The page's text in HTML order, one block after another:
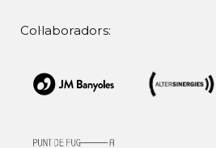
Col·laboradors: